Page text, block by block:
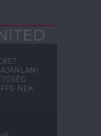
NEK
13.